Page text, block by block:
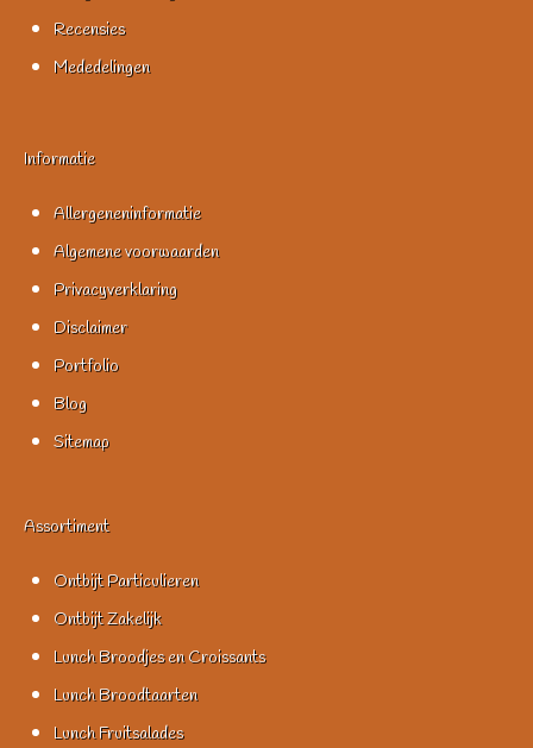
Recensies
Mededelingen
Informatie
Allergeneninformatie
Algemene voorwaarden
Privacyverklaring
Disclaimer
Portfolio
Blog
Sitemap
Assortiment
Ontbijt Particulieren
Ontbijt Zakelijk
Lunch Broodjes en Croissants
Lunch Broodtaarten
Lunch Fruitsalades